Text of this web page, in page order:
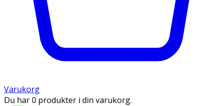
Varukorg
Du har 0 produkter i din varukorg.